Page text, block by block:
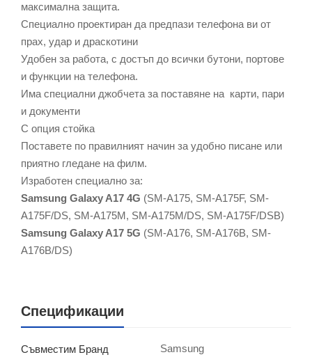
максимална защита.
Специално проектиран да предпази телефона ви от
прах, удар и драскотини
Удобен за работа, с достъп до всички бутони, портове
и функции на телефона.
Има специални джобчета за поставяне на карти, пари
и документи
С опция стойка
Поставете по правилният начин за удобно писане или
приятно гледане на филм.
Изработен специално за:
Samsung Galaxy A17 4G (SM-A175, SM-A175F, SM-
A175F/DS, SM-A175M, SM-A175M/DS, SM-A175F/DSB)
Samsung Galaxy A17 5G (SM-A176, SM-A176B, SM-
A176B/DS)
Спецификации
Съвместим Бранд Samsung